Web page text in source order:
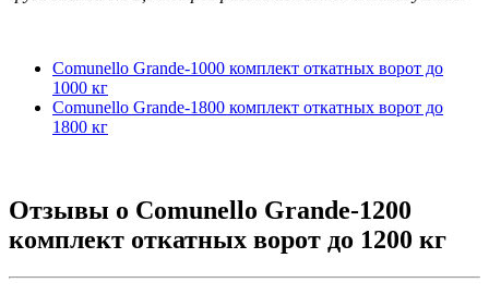
Comunello Grande-1000 комплект откатных ворот до
1000 кг
Comunello Grande-1800 комплект откатных ворот до
1800 кг
Отзывы о Comunello Grande-1200
комплект откатных ворот до 1200 кг